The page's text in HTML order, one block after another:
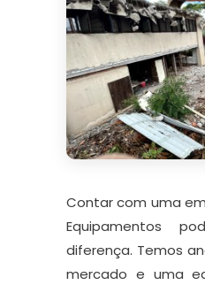
Contar com uma
Equipamentos
diferença. Temos
mercado e uma